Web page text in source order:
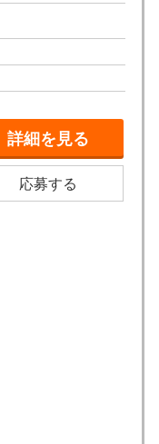
詳細を見る
応募する